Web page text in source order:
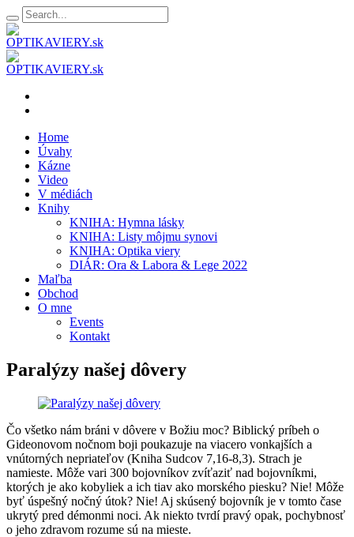
Home
Úvahy
Kázne
Video
V médiách
Knihy
KNIHA: Hymna lásky
KNIHA: Listy môjmu synovi
KNIHA: Optika viery
DIÁR: Ora & Labora & Lege 2022
Maľba
Obchod
O mne
Events
Kontakt
Paralýzy našej dôvery
Čo všetko nám bráni v dôvere v Božiu moc? Biblický príbeh o
Gideonovom nočnom boji poukazuje na viacero vonkajších a
vnútorných nepriateľov (Kniha Sudcov 7,16-8,3). Strach je
namieste. Môže vari 300 bojovníkov zvíťaziť nad bojovníkmi,
ktorých je ako kobyliek a ich tiav ako morského piesku? Nie! Môže
byť úspešný nočný útok? Nie! Aj skúsený bojovník je v tomto čase
ukrytý pred démonmi noci. Ak niekto tvrdí pravý opak, pochybnosť
o jeho zdravom rozume sú na mieste.